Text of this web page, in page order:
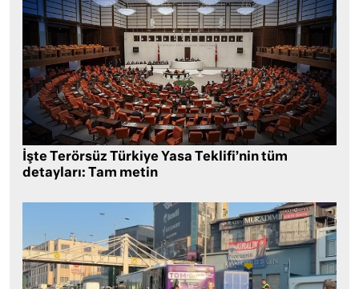
İşte Terörsüz Türkiye Yasa Teklifi’nin tüm
detayları: Tam metin